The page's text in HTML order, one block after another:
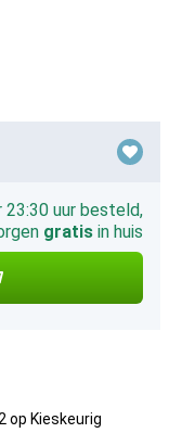
23:30 uur besteld,
gratis in huis
op Kieskeurig